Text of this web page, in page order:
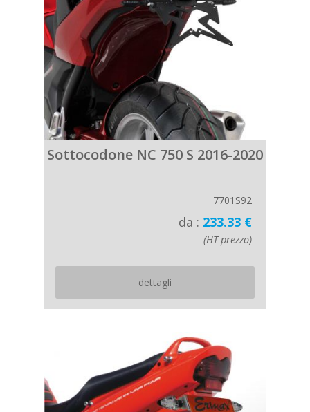
Sottocodone NC 750 S 2016-2020
7701S92
da : 233.33 €
(HT prezzo)
dettagli